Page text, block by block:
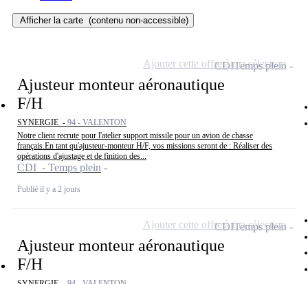
Afficher la carte (contenu non-accessible)
Ajusteur monteur aéronautique
F/H
SYNERGIE - 94 - VALENTON
Notre client recrute pour l'atelier support missile pour un avion de chasse
français.En tant qu'ajusteur-monteur H/F, vos missions seront de : Réaliser des
opérations d'ajustage et de finition des...
CDI - Temps plein
Publié il y a 2 jours
CDITemps plein
Ajouter cette offre à ma sélection
Ajusteur monteur aéronautique
F/H
CDITemps plein
Ajouter cette offre à ma sélection